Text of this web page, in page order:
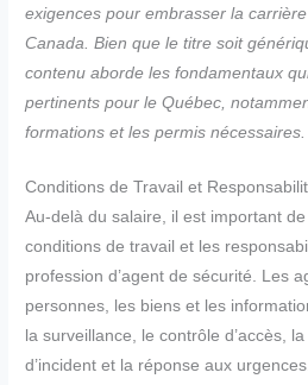
exigences pour embrasser la
Canada. Bien que le titre soit
contenu aborde les fondamentaux
pertinents pour le Québec,
formations et les permis nécessaires.
Conditions de Travail et
Au-delà du salaire, il est important
conditions de travail et les
profession d’agent de sécurité. Les
personnes, les biens et les
la surveillance, le contrôle d’accès,
d’incident et la réponse aux